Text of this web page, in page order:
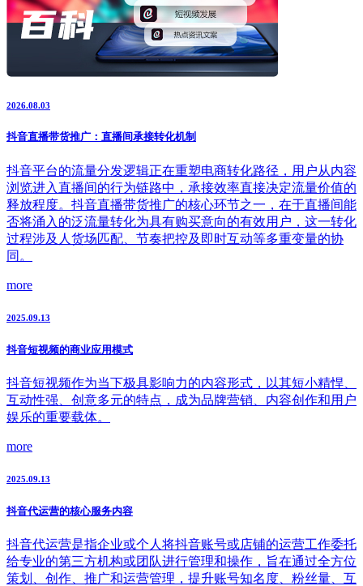
2026.08.03
抖音直播带货推广：直播间承接转化机制
抖音平台的流量分发逻辑正在重塑电商转化路径，用户从内容
浏览进入直播间的行为链路中，承接效率直接决定流量价值的
释放程度。抖音直播带货推广的核心环节之一，在于直播间能
否将涌入的泛流量转化为具有购买意向的有效用户，这一转化
过程涉及人货场匹配、节奏把控及即时互动等多重变量的协
同。
more
2025.09.13
抖音短视频的商业应用模式
抖音短视频作为当下极具影响力的内容形式，以其短小精悍、
互动性强、创意多元的特点，成为品牌营销、内容创作和用户
娱乐的重要载体。
more
2025.09.13
抖音代运营的核心服务内容
抖音代运营是指企业或个人将抖音账号或店铺的运营工作委托
给专业的第三方机构或团队进行管理和操作，旨在通过全方位
策划、创作、推广和运营管理，提升账号知名度、粉丝量、互